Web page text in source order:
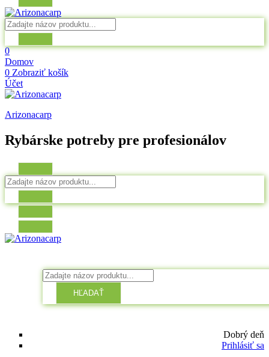
0
Domov
0 Zobraziť košík
Účet
Arizonacarp
Rybárske potreby pre profesionálov
HĽADAŤ
Dobrý deň
Prihlásiť sa